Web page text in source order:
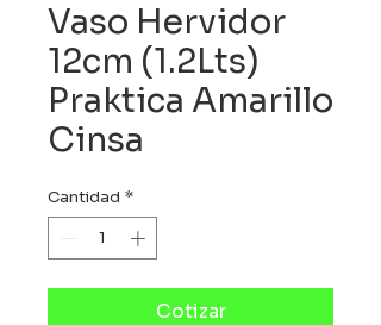
Vaso Hervidor
12cm (1.2Lts)
Praktica Amarillo
Cinsa
Cantidad *
Cotizar